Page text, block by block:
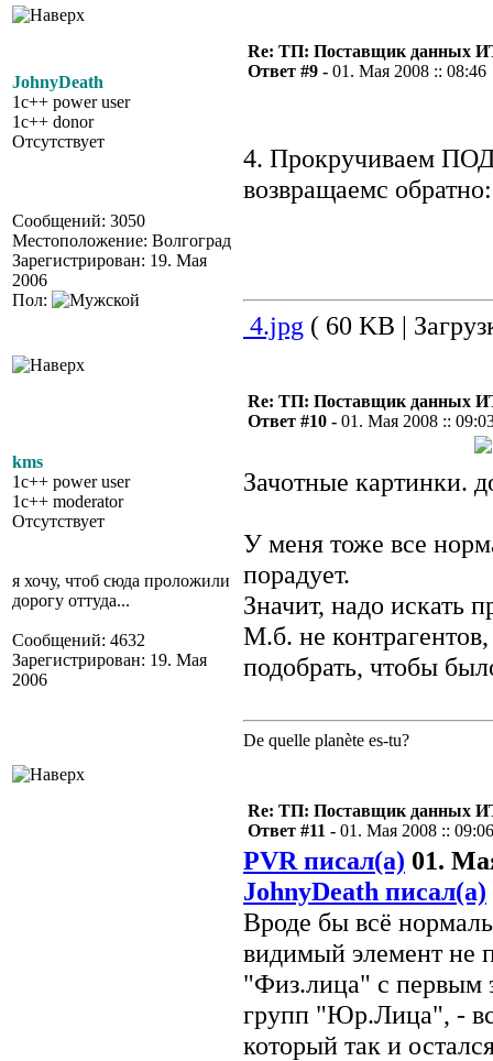
JohnyDeath
1c++ power user
1c++ donor
Отсутствует
Сообщений: 3050
Местоположение: Волгоград
Зарегистрирован: 19. Мая
2006
Пол:
Re: ТП: Поставщик данных
Ответ #9 - 01. Мая 2008 :: 08:46
4. Прокручиваем
возвращаемс обратно:
4.jpg ( 60 KB |
kms
1c++ power user
1c++ moderator
Отсутствует
я хочу, чтоб сюда проложили
дорогу оттуда...
Сообщений: 4632
Зарегистрирован: 19. Мая
2006
Re: ТП: Поставщик данных
Ответ #10 - 01. Мая 2008 ::
Зачотные картинки.
У меня тоже все
порадует.
Значит, надо искать
М.б. не
подобрать, чтобы
De quelle planète es-tu?
Re: ТП: Поставщик данных
Ответ #11 - 01. Мая 2008 :: 09:06
PVR писал(а) 01.
JohnyDeath писал(а)
Вроде бы всё
видимый элемент не
"Физ.лица" с первым
групп "Юр.Лица", -
который так и